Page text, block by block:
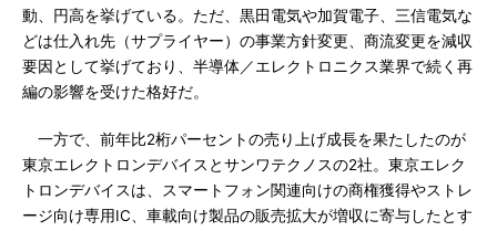
動、円高を挙げている。ただ、黒田電気や加賀電子、三信電気な
どは仕入れ先（サプライヤー）の事業方針変更、商流変更を減収
要因として挙げており、半導体／エレクトロニクス業界で続く再
編の影響を受けた格好だ。
一方で、前年比2桁パーセントの売り上げ成長を果たしたのが
東京エレクトロンデバイスとサンワテクノスの2社。東京エレク
トロンデバイスは、スマートフォン関連向けの商権獲得やストレ
ージ向け専用IC、車載向け製品の販売拡大が増収に寄与したとす